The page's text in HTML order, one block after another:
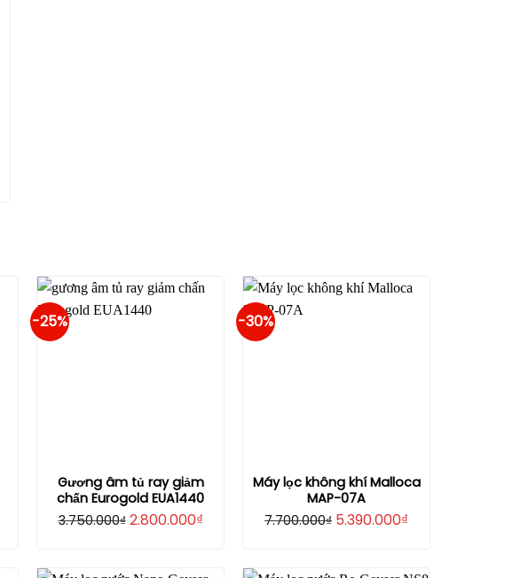
-25%
Gương âm tủ ray giảm
chấn Eurogold EUA1440
3.750.000₫ Giá
2.800.000₫Giá
-30%
Máy lọc không khí Malloca
MAP-07A
7.700.000₫ Giá
5.390.000₫